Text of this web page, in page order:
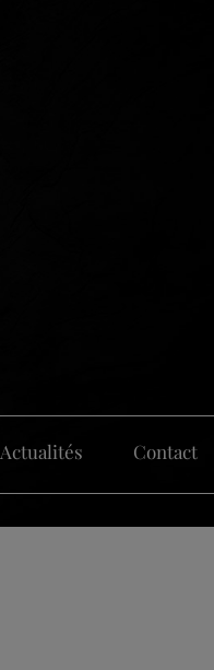
Actualités Contact